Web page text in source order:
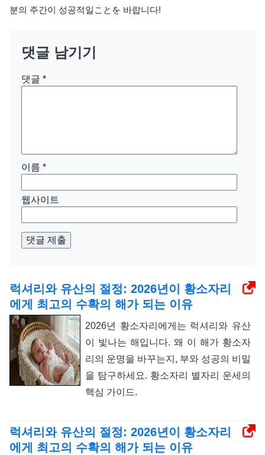
분의 주간이 성공적일ことを 바랍니다!
댓글 남기기
댓글 *
이름 *
웹사이트
댓글 제출
럭셔리와 유산의 절정: 2026년이 황소자리
에게 최고의 수확의 해가 되는 이유
2026년 황소자리에게는 럭셔리와 유산
이 빛나는 해입니다. 왜 이 해가 황소자
리의 운명을 바꾸는지, 부와 성공의 비밀
을 탐구하세요. 황소자리 별자리 운세의
핵심 가이드.
럭셔리와 유산의 절정: 2026년이 황소자리
에게 최고의 수확의 해가 되는 이유